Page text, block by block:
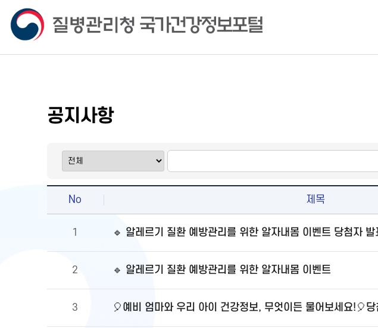
공지사항
No 제목
1 🔹 알레르기 질환 예방관리를 위한 알자내몸 이벤트 당첨자 발
2 🔹 알레르기 질환 예방관리를 위한 알자내몸 이벤트
3 🎈예비 엄마와 우리 아이 건강정보, 무엇이든 물어보세요!🎈당